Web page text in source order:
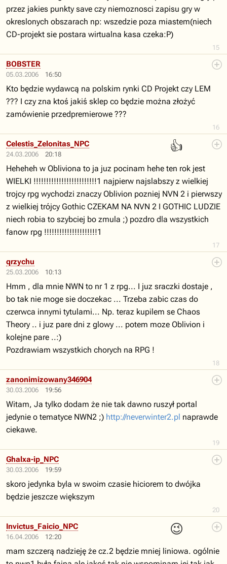
15
przez jakies punkty save czy niemoznosci zapisu gry w
okreslonych obszarach np: wszedzie poza miastem(niech
CD-projekt sie postara wirtualna kasa czeka:P)
05.03.2006 16:50
16
BOBSTER
Kto będzie wydawcą na polskim rynki CD Projekt czy LEM
??? I czy zna ktoś jakiś sklep co będzie można złożyć
zamówienie przedpremierowe ???
24.03.2006 20:18
👍
17
Celestis_Zelonitas_NPC
Heheheh w Obliviona to ja juz pocinam hehe ten rok jest
WIELKI !!!!!!!!!!!!!!!!!!!!!!!!!1 najpierw najslabszy z wielkiej
trojcy rpg wychodzi znaczy Oblivion pozniej NVN 2 i pierwszy
z wielkiej trójcy Gothic CZEKAM NA NVN 2 I GOTHIC LUDZIE
niech robia to szybciej bo zmula ;) pozdro dla wszystkich
fanow rpg !!!!!!!!!!!!!!!!!!!!!1
25.03.2006 10:13
18
qrzychu
Hmm , dla mnie NWN to nr 1 z rpg... I juz sraczki dostaje ,
bo tak nie moge sie doczekac ... Trzeba zabic czas do
czerwca innymi tytulami... Np. teraz kupilem se Chaos
Theory .. i juz pare dni z glowy ... potem moze Oblivion i
kolejne pare ..:)
Pozdrawiam wszystkich chorych na RPG !
30.03.2006 19:56
19
zanonimizowany346904
Witam, Ja tylko dodam że nie tak dawno ruszył portal
jedynie o tematyce NWN2 ;) http://neverwinter2.pl naprawde
ciekawe.
30.03.2006 19:59
20
Ghalxa-ip_NPC
skoro jedynka byla w swoim czasie hiciorem to dwójka
będzie jeszcze większym
16.04.2006 12:20
😉
Invictus_Faicio_NPC
mam szczerą nadzieję że cz.2 będzie mniej liniowa. ogólnie